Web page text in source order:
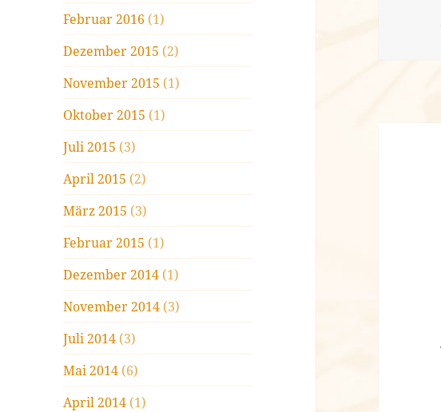
Februar 2016 (1)
Dezember 2015 (2)
November 2015 (1)
Oktober 2015 (1)
Juli 2015 (3)
April 2015 (2)
März 2015 (3)
Februar 2015 (1)
Dezember 2014 (1)
November 2014 (3)
Juli 2014 (3)
Mai 2014 (6)
April 2014 (1)